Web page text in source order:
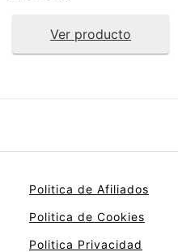
Ver producto
Politica de Afiliados
Politica de Cookies
Politica Privacidad